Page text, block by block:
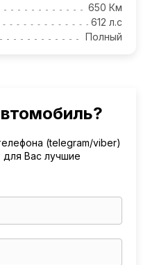
650 Км
612 л.с
Полный
(telegram/viber)
Вас лучшие